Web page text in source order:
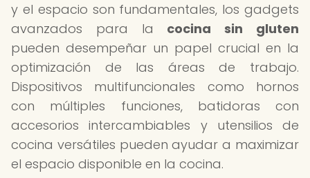
y el espacio son fundamentales, los gadgets
avanzados para la cocina sin gluten
pueden desempeñar un papel crucial en la
optimización de las áreas de trabajo.
Dispositivos multifuncionales como hornos
con múltiples funciones, batidoras con
accesorios intercambiables y utensilios de
cocina versátiles pueden ayudar a maximizar
el espacio disponible en la cocina.